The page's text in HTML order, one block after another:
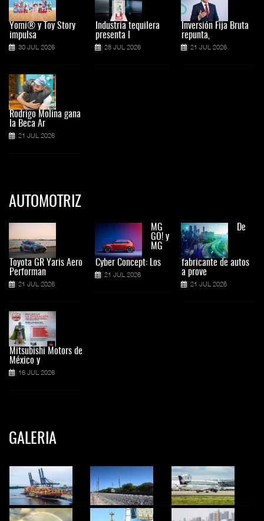
Yomi® y Toy Story
impulsa
30 JUL 2026
Rodrigo Molina gana
la Beca Ar
21 JUL 2026
Industria tequilera
presenta l
28 JUL 2026
Inversión Fija Bruta
repunta,
21 JUL 2026
AUTOMOTRIZ
Toyota GR Yaris Aero
Performan
21 JUL 2026
Mitsubishi Motors de
México y
16 JUL 2026
MG
GO! y
MG
Cyber Concept: Los
21 JUL 2026
De
fabricante de autos
a prove
21 JUL 2026
GALERIA